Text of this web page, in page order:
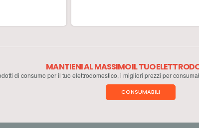
MANTIENI AL MASSIMO IL TUO
di consumo per il tuo elettrodomestico, i migliori prezzi per
CONSUMABILI